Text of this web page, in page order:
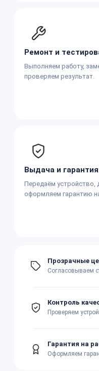
Ремонт и
Выполняем работу,
проверяем результат.
Выдача и гарантия
Передаём устройство,
оформляем гарантию
Прозрачные
Согласовываем
Контроль
Проверяем
Гарантия на
Оформляем